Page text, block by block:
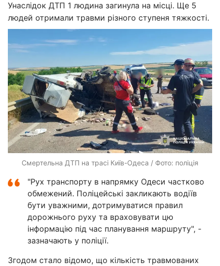
Унаслідок ДТП 1 людина загинула на місці. Ще 5
людей отримали травми різного ступеня тяжкості.
Смертельна ДТП на трасі Київ-Одеса / Фото: поліція
"Рух транспорту в напрямку Одеси частково
обмежений. Поліцейські закликають водіїв
бути уважними, дотримуватися правил
дорожнього руху та враховувати цю
інформацію під час планування маршруту", -
зазначають у поліції.
Згодом стало відомо, що кількість травмованих